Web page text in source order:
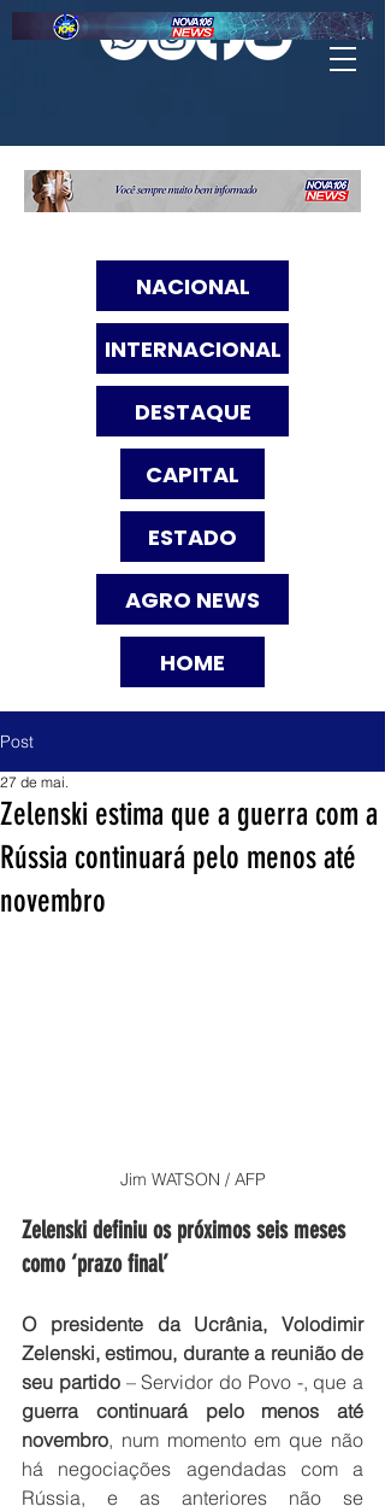
NACIONAL
INTERNACIONAL
DESTAQUE
CAPITAL
ESTADO
AGRO NEWS
HOME
Post
Zelenski estima que a guerra com a
Rússia continuará pelo menos até
novembro
27 de mai.
Jim WATSON / AFP
Zelenski definiu os próximos seis meses
como ‘prazo final’
O presidente da Ucrânia, Volodimir
Zelenski, estimou, durante a reunião de
seu partido
guerra continuará pelo menos até
novembro, num momento em que não
há negociações agendadas com a
Rússia, e as anteriores não se